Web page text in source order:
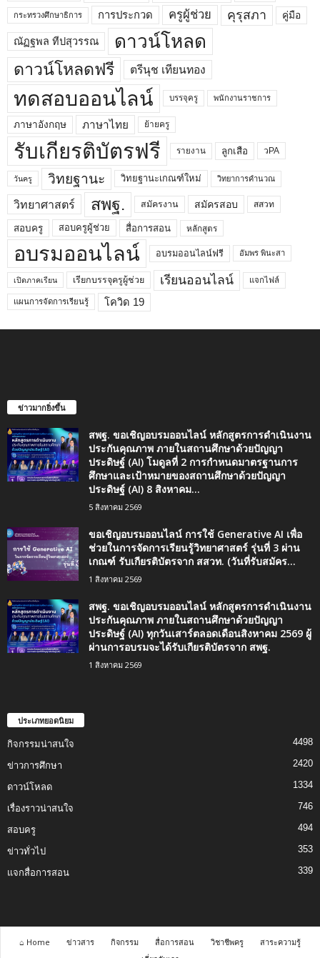
กระทรวงศึกษาธิการ การประกวด ครูผู้ช่วย คุรุสภา คู่มือ
ณัฏฐพล ทีปสุวรรณ ดาวน์โหลด
ดาวน์โหลดฟรี ตรีนุช เทียนทอง
ทดสอบออนไลน์ บรรจุครู พนักงานราชการ
ภาษาอังกฤษ ภาษาไทย ย้ายครู
รับเกียรติบัตรฟรี รายงาน ลูกเสือ วPA
วันครู วิทยฐานะ วิทยฐานะเกณฑ์ใหม่ วิทยาการคำนวณ
วิทยาศาสตร์ สพฐ. สมัครงาน สมัครสอบ สสวท
สอบครู สอบครูผู้ช่วย สื่อการสอน หลักสูตร
อบรมออนไลน์ อบรมออนไลน์ฟรี อัมพร พินะสา
เปิดภาคเรียน เรียกบรรจุครูผู้ช่วย เรียนออนไลน์ แจกไฟล์
แผนการจัดการเรียนรู้ โควิด 19
ข่าวมากยิ่งขึ้น
สพฐ. ขอเชิญอบรมออนไลน์ หลักสูตรการดำเนินงาน
ประกันคุณภาพ ภายในสถานศึกษาด้วยปัญญา
ประดิษฐ์ (AI) โมดูลที่ 2 การกำหนดมาตรฐานการ
ศึกษาและเป้าหมายของสถานศึกษาด้วยปัญญา
ประดิษฐ์ (AI) 8 สิงหาคม...
5 สิงหาคม 2569
ขอเชิญอบรมออนไลน์ การใช้ Generative AI เพื่อ
ช่วยในการจัดการเรียนรู้วิทยาศาสตร์ รุ่นที่ 3 ผ่าน
เกณฑ์ รับเกียรติบัตรจาก สสวท. (วันที่รับสมัคร...
1 สิงหาคม 2569
สพฐ. ขอเชิญอบรมออนไลน์ หลักสูตรการดำเนินงาน
ประกันคุณภาพ ภายในสถานศึกษาด้วยปัญญา
ประดิษฐ์ (AI) ทุกวันเสาร์ตลอดเดือนสิงหาคม 2569 ผู้
ผ่านการอบรมจะได้รับเกียรติบัตรจาก สพฐ.
1 สิงหาคม 2569
ประเภทยอดนิยม
กิจกรรมน่าสนใจ 4498
ข่าวการศึกษา 2420
ดาวน์โหลด 1334
เรื่องราวน่าสนใจ 746
สอบครู 494
ข่าวทั่วไป 353
แจกสื่อการสอน 339
⌂ Home ข่าวสาร กิจกรรม สื่อการสอน วิชาชีพครู
สาระความรู้